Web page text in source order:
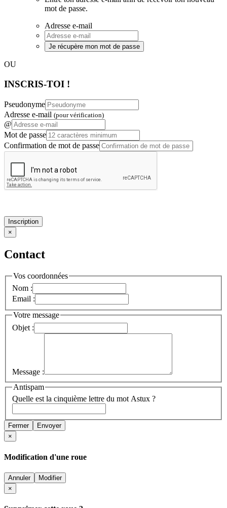
mot de passe.
Adresse e-mail
Je récupère mon mot de passe
OU
INSCRIS-TOI !
Pseudonyme
Adresse e-mail (pour vérification)
@
Mot de passe
Confirmation de mot de passe
Inscription
×
Contact
Vos coordonnées
Nom :
Email :
Votre message
Objet :
Message :
Antispam
Quelle est la cinquième lettre du mot Astux ?
Fermer
Envoyer
×
Modification d'une roue
Annuler
Modifier
×